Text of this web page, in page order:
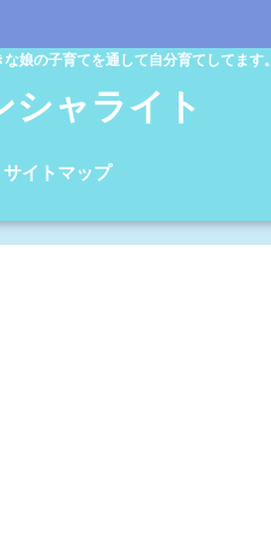
娘の子育てを通して自分育てしてます。
シャライト
サイトマップ